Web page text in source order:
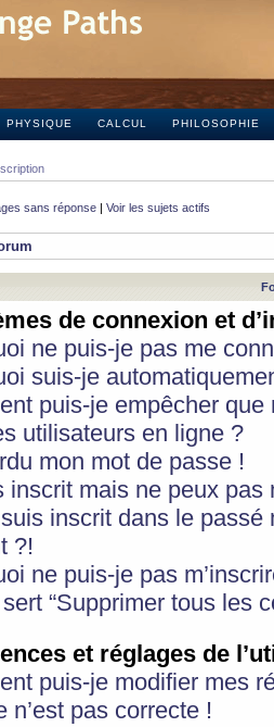
PHYSIQUE CALCUL PHILOSOPHIE
sans réponse | Voir les sujets actifs
de connexion et
ne puis-je pas me
suis-je
puis-je empêcher
utilisateurs en ligne ?
mon mot de passe !
inscrit mais ne peux pas
inscrit dans le
?!
ne puis-je pas
“Supprimer tous les
et réglages de
puis-je modifier mes
n’est pas correcte !